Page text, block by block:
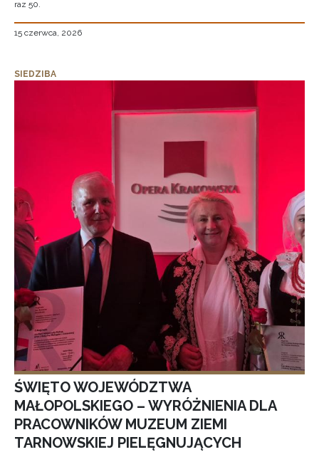
raz 50.
15 czerwca, 2026
SIEDZIBA
ŚWIĘTO WOJEWÓDZTWA
MAŁOPOLSKIEGO – WYRÓŻNIENIA DLA
PRACOWNIKÓW MUZEUM ZIEMI
TARNOWSKIEJ PIELĘGNUJĄCYCH